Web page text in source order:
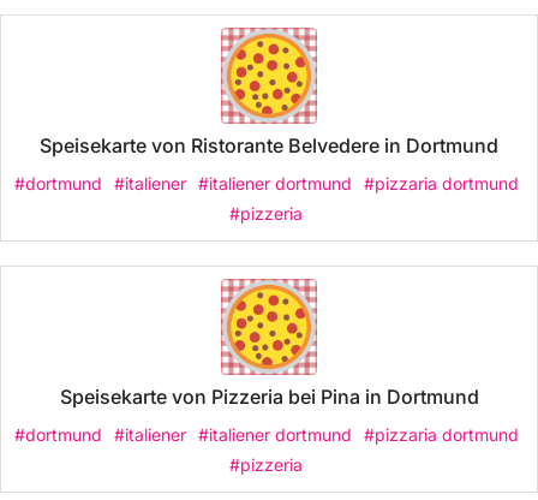
Speisekarte von Ristorante Belvedere in Dortmund
#dortmund #italiener #italiener dortmund
#pizzaria dortmund
#pizzeria
Speisekarte von Pizzeria bei Pina in Dortmund
#dortmund #italiener #italiener dortmund
#pizzaria dortmund
#pizzeria